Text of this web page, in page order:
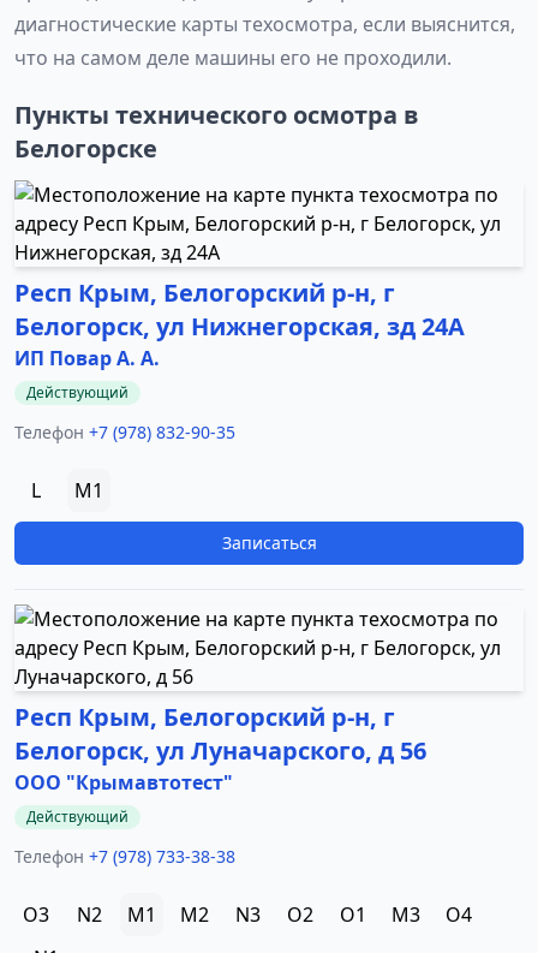
диагностические карты техосмотра, если выяснится,
что на самом деле машины его не проходили.
Пункты технического осмотра в
Белогорске
Респ Крым, Белогорский р-н, г
Белогорск, ул Нижнегорская, зд 24А
ИП Повар А. А.
Действующий
Телефон +7 (978) 832-90-35
L M1
Записаться
Респ Крым, Белогорский р-н, г
Белогорск, ул Луначарского, д 56
ООО "Крымавтотест"
Действующий
Телефон +7 (978) 733-38-38
O3 N2 M1 M2 N3 O2 O1 M3
O4